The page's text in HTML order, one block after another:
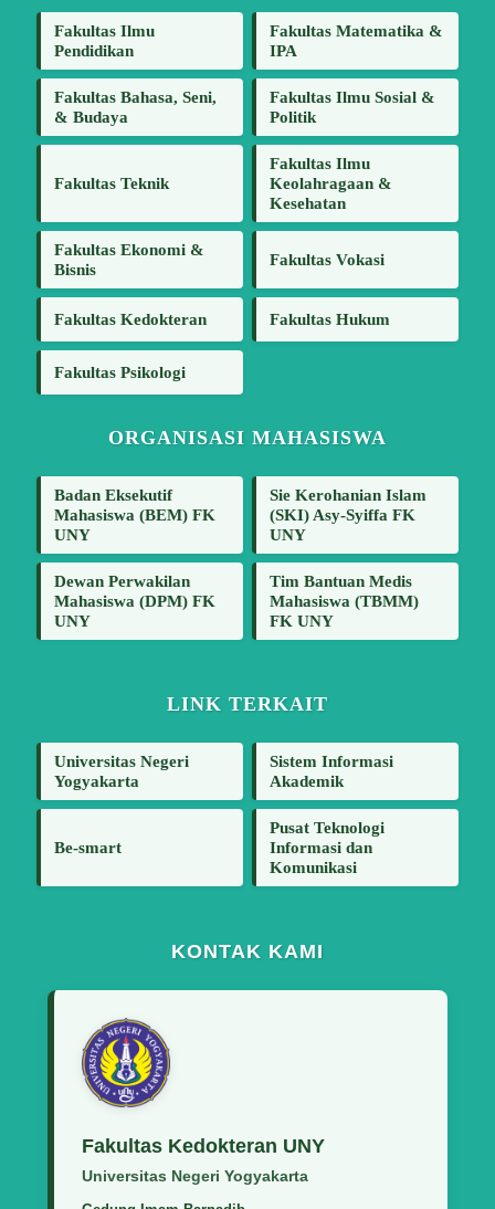
Fakultas Ilmu
Pendidikan
Fakultas Matematika &
IPA
Fakultas Bahasa, Seni,
& Budaya
Fakultas Ilmu Sosial &
Politik
Fakultas Teknik
Fakultas Ilmu
Keolahragaan &
Kesehatan
Fakultas Ekonomi &
Bisnis
Fakultas Vokasi
Fakultas Kedokteran Fakultas Hukum
Fakultas Psikologi
ORGANISASI MAHASISWA
Badan Eksekutif
Mahasiswa (BEM) FK
UNY
Sie Kerohanian Islam
(SKI) Asy-Syiffa FK
UNY
Dewan Perwakilan
Mahasiswa (DPM) FK
UNY
Tim Bantuan Medis
Mahasiswa (TBMM)
FK UNY
LINK TERKAIT
Universitas Negeri
Yogyakarta
Sistem Informasi
Akademik
Be-smart
Pusat Teknologi
Informasi dan
Komunikasi
KONTAK KAMI
Fakultas Kedokteran UNY
Universitas Negeri Yogyakarta